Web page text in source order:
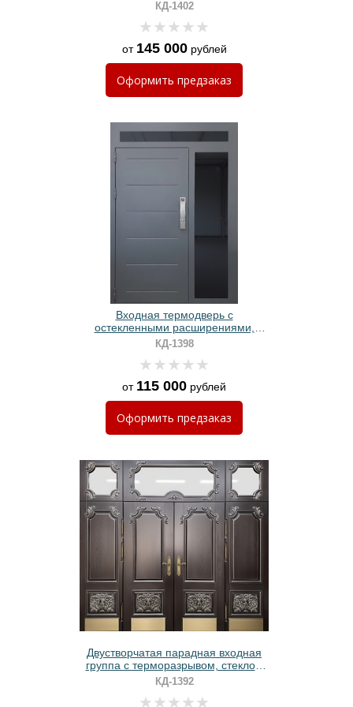
окрашиванием
КД-1402
от 145 000рублей
Оформить предзаказ
Входная термодверь с
остекленными расширениями,
выдавленным рисунком,
электронным замком и серым
порошковым покрытием
КД-1398
от 115 000 рублей
Оформить предзаказ
Двустворчатая парадная входная
группа с терморазрывом, стеклом
сверху, отбойниками и панелями
МДФ с резьбой и патиной
КД-1392